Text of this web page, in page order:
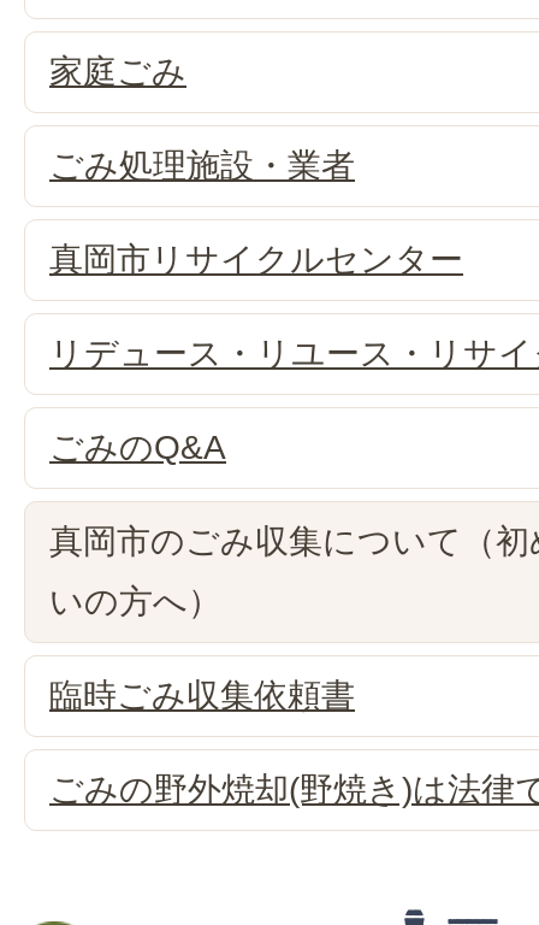
家庭ごみ
ごみ処理施設・業者
真岡市リサイクルセンター
リデュース・リユース・リサ
ごみのQ&A
真岡市のごみ収集について（
いの方へ）
臨時ごみ収集依頼書
ごみの野外焼却(野焼き)は法律